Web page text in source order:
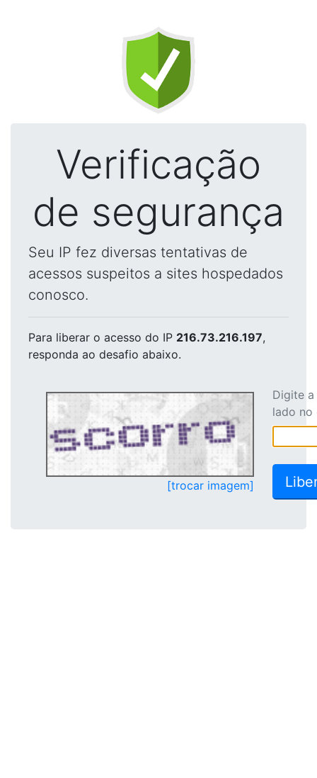
Verificação
de segurança
Seu IP fez diversas tentativas de
acessos suspeitos a sites hospedados
conosco.
Para liberar o acesso do IP 216.73.216.197,
responda ao desafio abaixo.
[trocar imagem]
Digite
lado no